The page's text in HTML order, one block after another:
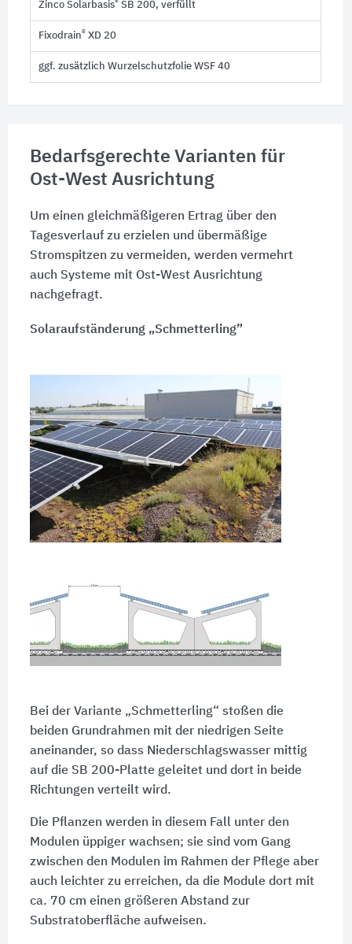
Zinco Solarbasis® SB 200, verfüllt
Fixodrain® XD 20
ggf. zusätzlich Wurzelschutzfolie WSF 40
Bedarfsgerechte Varianten für
Ost-West Ausrichtung
Um einen gleichmäßigeren Ertrag über den
Tagesverlauf zu erzielen und übermäßige
Stromspitzen zu vermeiden, werden vermehrt
auch Systeme mit Ost-West Ausrichtung
nachgefragt.
Solaraufständerung „Schmetterling”
Bei der Variante „Schmetterling“ stoßen die
beiden Grundrahmen mit der niedrigen Seite
aneinander, so dass Niederschlagswasser mittig
auf die SB 200-Platte geleitet und dort in beide
Richtungen verteilt wird.
Die Pflanzen werden in diesem Fall unter den
Modulen üppiger wachsen; sie sind vom Gang
zwischen den Modulen im Rahmen der Pflege aber
auch leichter zu erreichen, da die Module dort mit
ca. 70 cm einen größeren Abstand zur
Substratoberfläche aufweisen.